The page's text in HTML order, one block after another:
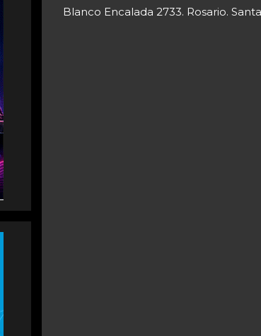
Blanco Encalada 2733. Rosario.